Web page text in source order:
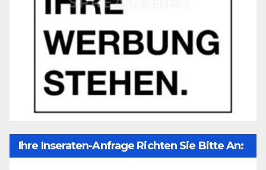
Ihre Inseraten-Anfrage Richten Sie Bitte An: